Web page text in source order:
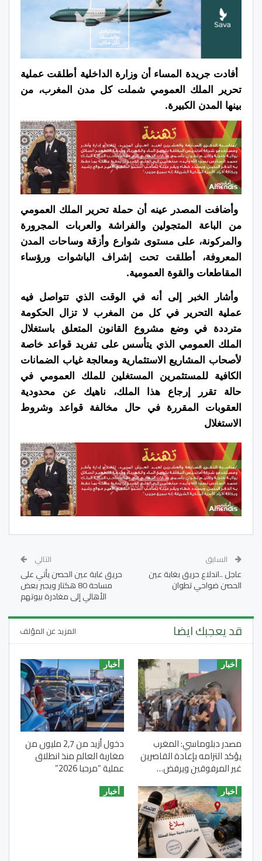
أفادت جريدة المساء أن وزارة الداخلية أطلقت عملية
تحرير الملك العمومي شملت كل مدن المغرب، من
بينها المدن الكبيرة.
وأضافت المصدر عينه أن حملة تحرير الملك العمومي
من الباعة المتجولين والفراشة والعربات المجرورة
والمركونة، على مستوى شوارع وأزقة وساحات المدن
المعروفة، أطلقت تحت إشراف الباشوات ورؤساء
المقاطعات والقوة العمومية.
وأشار الخبر إلى أنه في الوقت الذي تتواصل فيه
عملية التحرير في كل من المغرب لا تزال الحكومة
مترددة في وضع مشروع القانون المتعلق باستغلال
الملك العمومي الذي يتأسس على تفريد قواعد خاصة
لأصحاب المشاريع الاستثمارية ومعالجة غياب الضمانات
الكافية للمستثمرين المستغلين للملك العمومي في
حالة تقرر إرجاع هذا الملك، ناهيك عن محدودية
العقوبات المقررة في حال مخالفة قواعد وشروط
الاستغلال
السابق
عاجل ..اندلاع حريق بغابة عين
الحصن ضواحي تطوان
التالي
حريق غابة عين الحصن يأتي على
مساحة 80 هكتار ويجبر بعض
الأهالي إلى مغادرة بيوتهم
قد يعجبك ايضا المزيد عن المؤلف
أخبار
مصدر دبلوماسي: المغرب
يؤكد التزامه بإعادة القاصرين
غير المرفوقين ويرفض…
أخبار
دخول أزيد من 2,7 مليون من
مغاربة العالم منذ انطلاق
عملية “مرحبا 2026”
أخبار أخبار